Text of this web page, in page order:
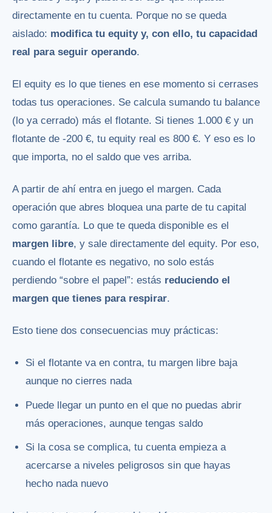
directamente en tu cuenta. Porque no se queda
aislado: modifica tu equity y, con ello, tu capacidad
real para seguir operando.
El equity es lo que tienes en ese momento si cerrases
todas tus operaciones. Se calcula sumando tu balance
(lo ya cerrado) más el flotante. Si tienes 1.000 € y un
flotante de -200 €, tu equity real es 800 €. Y eso es lo
que importa, no el saldo que ves arriba.
A partir de ahí entra en juego el margen. Cada
operación que abres bloquea una parte de tu capital
como garantía. Lo que te queda disponible es el
margen libre, y sale directamente del equity. Por eso,
cuando el flotante es negativo, no solo estás
perdiendo “sobre el papel”: estás reduciendo el
margen que tienes para respirar.
Esto tiene dos consecuencias muy prácticas:
Si el flotante va en contra, tu margen libre baja
aunque no cierres nada
Puede llegar un punto en el que no puedas abrir
más operaciones, aunque tengas saldo
Si la cosa se complica, tu cuenta empieza a
acercarse a niveles peligrosos sin que hayas
hecho nada nuevo